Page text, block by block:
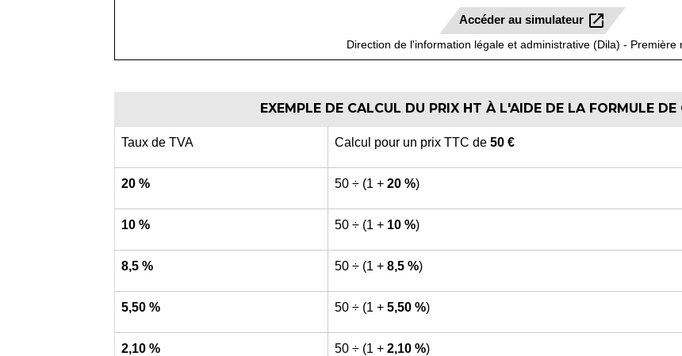
Accéder au simulateur open_in_new
Direction de l'information légale et administrative (Dila) - Première
EXEMPLE DE CALCUL DU PRIX HT À L'AIDE DE LA FORMULE
Taux de TVA Calcul pour un prix TTC de50 €
20 % 50 ÷ (1 +20 %)
10 % 50 ÷ (1 + 10 %)
8,5 % 50 ÷ (1 +8,5 %)
5,50 % 50 ÷ (1 +5,50 %)
2,10 % 50 ÷ (1 + 2,10 %)